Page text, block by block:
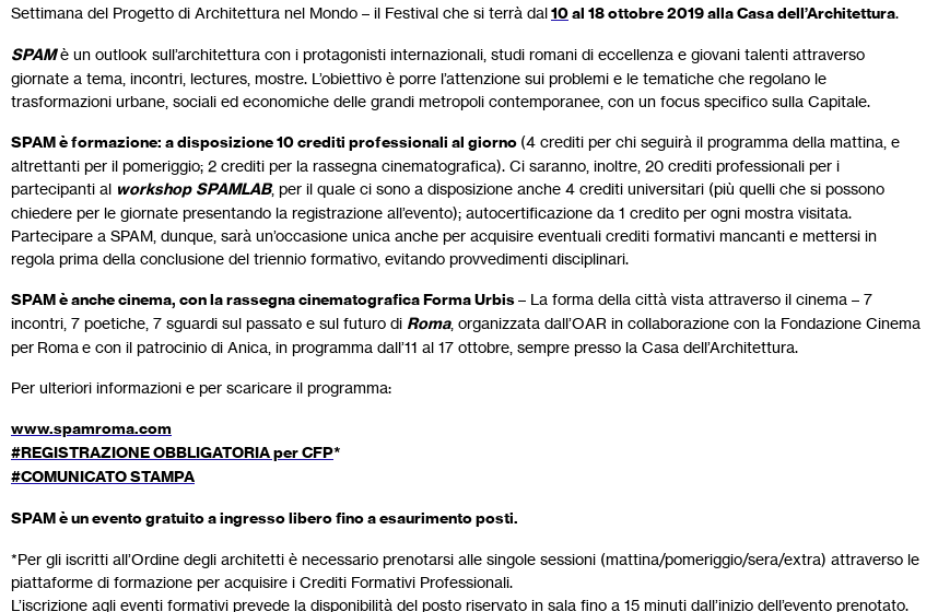
Settimana del Progetto di Architettura nel Mondo – il Festival che si terrà dal10al 18 ottobre 2019 alla Casa dell’Architettura.
SPAMè un outlook sull’architettura con i protagonisti internazionali, studi romani di eccellenza e giovani talenti attraverso
giornate a tema, incontri, lectures, mostre. L’obiettivo è porre l’attenzione sui problemi e le tematiche che regolano le
trasformazioni urbane, sociali ed economiche delle grandi metropoli contemporanee, con un focus specifico sulla Capitale.
SPAM è formazione: a disposizione 10 crediti professionali al giorno (4 crediti per chi seguirà il programma della mattina, e
altrettanti per il pomeriggio; 2 crediti per la rassegna cinematografica). Ci saranno, inoltre, 20 crediti professionali per i
partecipanti al workshop SPAMLAB, per il quale ci sono a disposizione anche 4 crediti universitari (più quelli che si possono
chiedere per le giornate presentando la registrazione all’evento); autocertificazione da 1 credito per ogni mostra visitata.
Partecipare a SPAM, dunque, sarà un’occasione unica anche per acquisire eventuali crediti formativi mancanti e mettersi in
regola prima della conclusione del triennio formativo, evitando provvedimenti disciplinari.
SPAM è anche cinema, con la rassegna cinematografica Forma Urbis– La forma della città vista attraverso il cinema – 7
incontri, 7 poetiche, 7 sguardi sul passato e sul futuro di Roma, organizzata dall’OAR in collaborazione con la Fondazione Cinema
per Roma e con il patrocinio di Anica, in programma dall’11 al 17 ottobre, sempre presso la Casa dell’Architettura.
Per ulteriori informazioni e per scaricare il programma:
www.spamroma.com
#REGISTRAZIONE OBBLIGATORIA per CFP*
#COMUNICATO STAMPA
SPAM è un evento gratuito a ingresso libero fino a esaurimento posti.
*Per gli iscritti all’Ordine degli architetti è necessario prenotarsi alle singole sessioni (mattina/pomeriggio/sera/extra) attraverso le
piattaforme di formazione per acquisire i Crediti Formativi Professionali.
L’iscrizione agli eventi formativi prevede la disponibilità del posto riservato in sala fino a 15 minuti dall’inizio dell’evento prenotato.